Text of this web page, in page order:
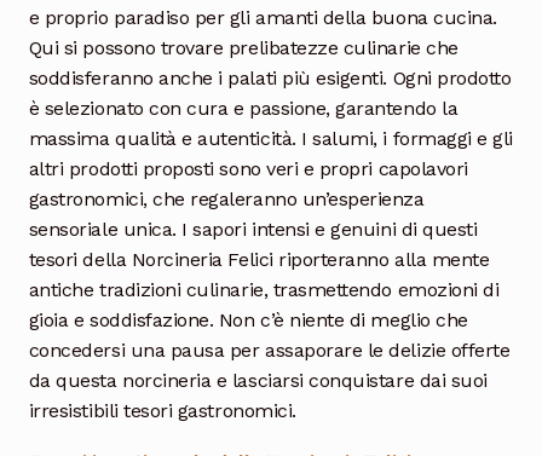
e proprio paradiso per gli amanti della buona cucina.
Qui si possono trovare prelibatezze culinarie che
soddisferanno anche i palati più esigenti. Ogni prodotto
è selezionato con cura e passione, garantendo la
massima qualità e autenticità. I salumi, i formaggi e gli
altri prodotti proposti sono veri e propri capolavori
gastronomici, che regaleranno un’esperienza
sensoriale unica. I sapori intensi e genuini di questi
tesori della Norcineria Felici riporteranno alla mente
antiche tradizioni culinarie, trasmettendo emozioni di
gioia e soddisfazione. Non c’è niente di meglio che
concedersi una pausa per assaporare le delizie offerte
da questa norcineria e lasciarsi conquistare dai suoi
irresistibili tesori gastronomici.